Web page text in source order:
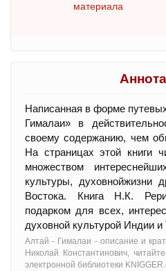
материала
Написанная в форме
Гималаи» в
своему содержанию, чем
На страницах этой книги
множеством
культуры, духовнойжизни
Востока. Книга Н.К.
подарком для всех,
духовной культурой Индии и
Алтай - Гималаи - oписание и
Николай Константинович,
электронной библиотеки